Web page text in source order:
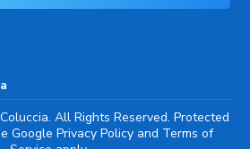
All Rights Reserved. Protected
Google Privacy Policyand Terms of